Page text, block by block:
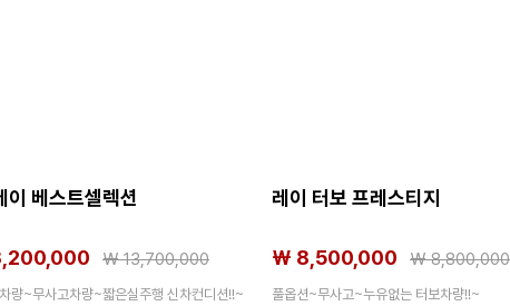
이 베스트셀렉션
₩13,700,000
량~무사고차량~짧은실주행 신차컨디션!!~
레이 터보 프레스티지
₩ 8,500,000 ₩8,800,000
풀옵션~무사고~누유없는 터보차량!!~